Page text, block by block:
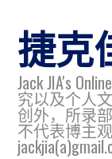
捷克
Jack JIA's
究以及个人
创外，所录
不代表博主